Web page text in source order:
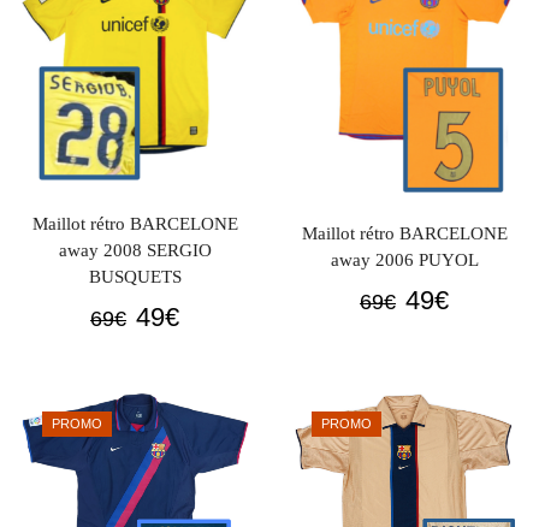
Maillot rétro BARCELONE
away 2008 SERGIO
BUSQUETS
69€ Le
était :
69€.
49€Le
est :
Maillot rétro BARCELONE
away 2006 PUYOL
69€ Le
était :
69€.
49€Le
49€.
PROMO PROMO